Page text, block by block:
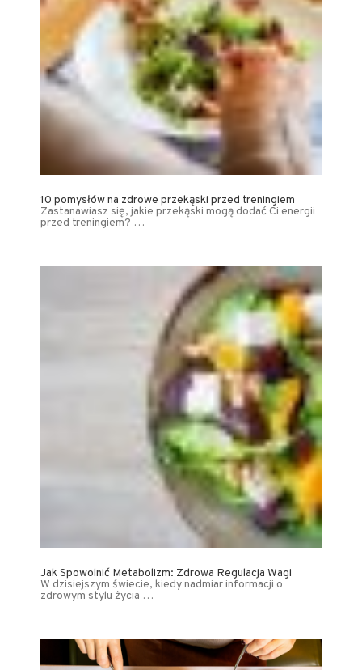
10 pomysłów na zdrowe przekąski przed treningiem
Zastanawiasz się, jakie przekąski mogą dodać Ci energii
przed treningiem? …
Jak Spowolnić Metabolizm: Zdrowa Regulacja Wagi
W dzisiejszym świecie, kiedy nadmiar informacji o
zdrowym stylu życia …